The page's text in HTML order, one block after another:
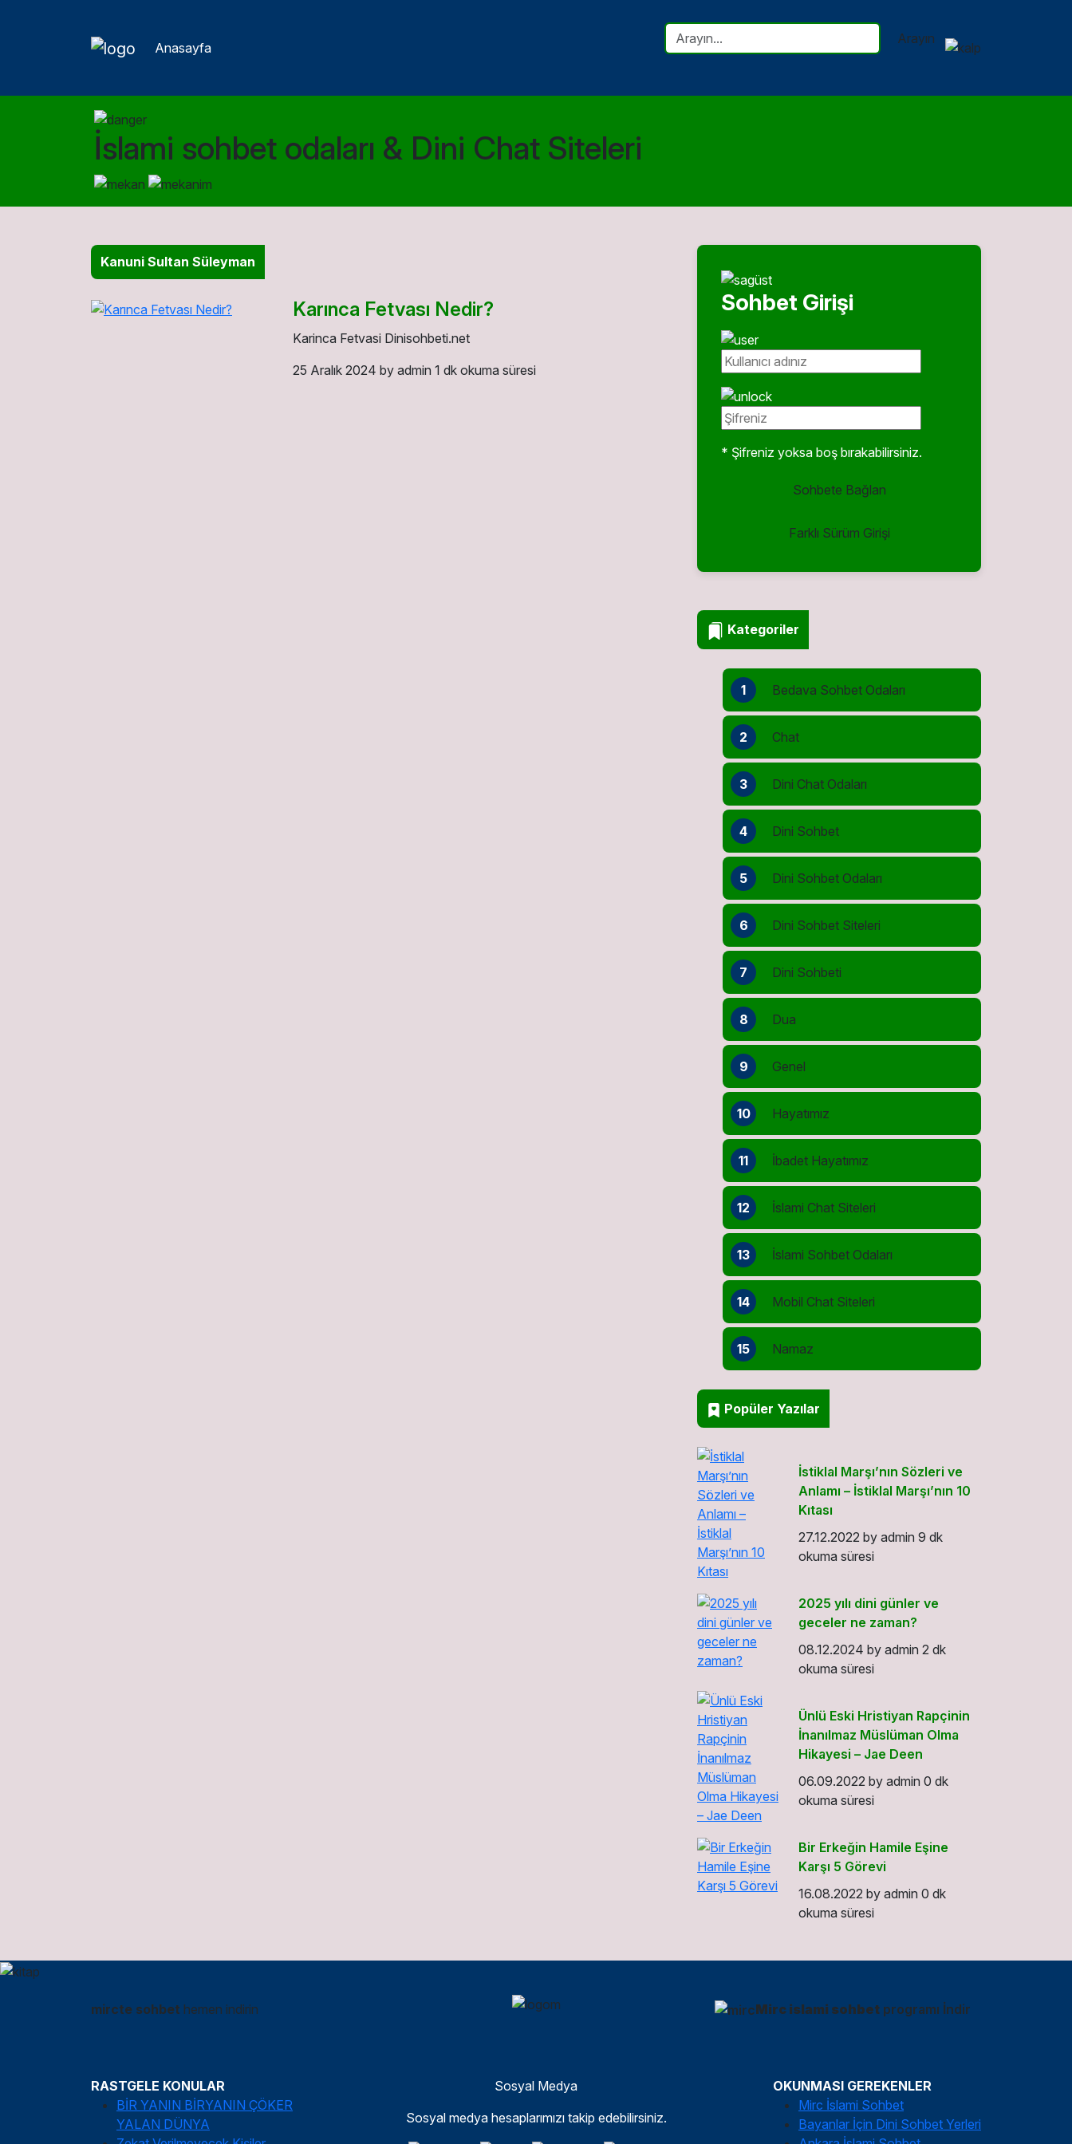
Anasayfa
Arayın
İslami sohbet odaları & Dini Chat Siteleri
Kanuni Sultan Süleyman
Karınca Fetvası Nedir?
Karinca Fetvasi Dinisohbeti.net
25 Aralık 2024 by admin 1 dk okuma süresi
Sohbet Girişi
* Şifreniz yoksa boş bırakabilirsiniz.
Sohbete Bağlan
Farklı Sürüm Girişi
Kategoriler
1 Bedava Sohbet Odaları
2 Chat
3 Dini Chat Odaları
4 Dini Sohbet
5 Dini Sohbet Odaları
6 Dini Sohbet Siteleri
7 Dini Sohbeti
8 Dua
9 Genel
10 Hayatımız
11 İbadet Hayatımız
12 İslami Chat Siteleri
13 İslami Sohbet Odaları
14 Mobil Chat Siteleri
15 Namaz
Popüler Yazılar
İstiklal Marşı’nın Sözleri ve
Anlamı – İstiklal Marşı’nın 10
Kıtası
27.12.2022 by admin 9 dk
okuma süresi
2025 yılı dini günler ve
geceler ne zaman?
08.12.2024 by admin 2 dk
okuma süresi
Ünlü Eski Hristiyan Rapçinin
İnanılmaz Müslüman Olma
Hikayesi – Jae Deen
06.09.2022 by admin 0 dk
okuma süresi
Bir Erkeğin Hamile Eşine
Karşı 5 Görevi
16.08.2022 by admin 0 dk
okuma süresi
mircte sohbet hemen indirin Mirc islami sohbet programı İndir
RASTGELE KONULAR
BİR YANIN BİRYANIN ÇÖKER
YALAN DÜNYA
Sosyal Medya
Sosyal medya hesaplarımızı takip edebilirsiniz.
OKUNMASI GEREKENLER
Mirc İslami Sohbet
Bayanlar İçin Dini Sohbet Yerleri